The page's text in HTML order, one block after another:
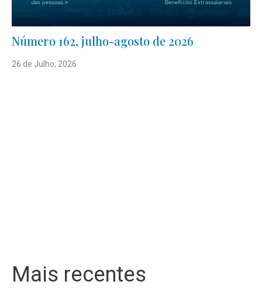
Número 162, julho-agosto de 2026
26 de Julho, 2026
Mais recentes